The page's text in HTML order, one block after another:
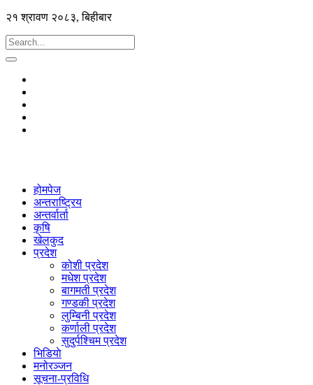
२१ श्रावण २०८३, बिहीबार
होमपेज
अन्तराष्ट्रिय
अन्तर्वार्ता
कृषि
खेलकुद
प्रदेश
कोशी प्रदेश
मधेश प्रदेश
बागमती प्रदेश
गण्डकी प्रदेश
लुम्बिनी प्रदेश
कर्णाली प्रदेश
सुदुर्पश्चिम प्रदेश
भिडियाे
मनोरञ्जन
सूचना-प्रविधि